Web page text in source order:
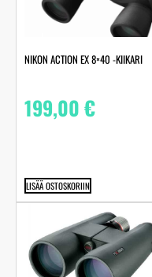
NIKON ACTION EX 8×40 -KIIKARI
199,00€
LISÄÄ OSTOSKORIIN